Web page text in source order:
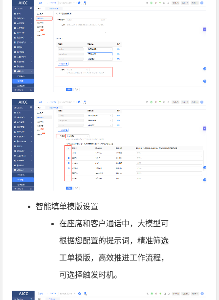
智能填单模版设置
在座席和客户通话中，大模型可
根据您配置的提示词，精准筛选
工单模版，高效推进工作流程，
可选择触发时机。